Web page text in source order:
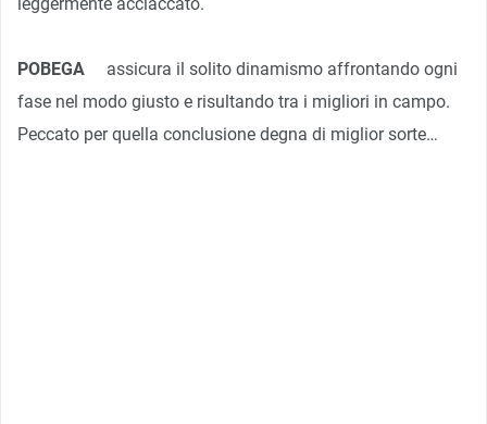
POBEGA assicura il solito dinamismo affrontando ogni
fase nel modo giusto e risultando tra i migliori in campo.
Peccato per quella conclusione degna di miglior sorte…